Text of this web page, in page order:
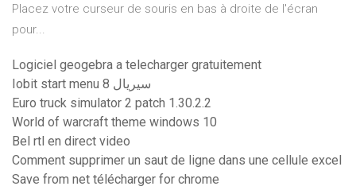
Placez votre curseur de souris en bas à droite de l'écran
pour...
Logiciel geogebra a telecharger gratuitement
Iobit start menu 8 سيريال
Euro truck simulator 2 patch 1.30.2.2
World of warcraft theme windows 10
Bel rtl en direct video
Comment supprimer un saut de ligne dans une cellule excel
Save from net télécharger for chrome